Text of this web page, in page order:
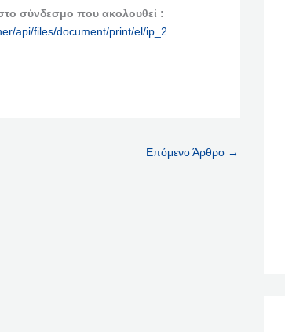
σύνδεσμο που ακολουθεί :
api/files/document/print/el/ip_2
Επόμενο Άρθρο →